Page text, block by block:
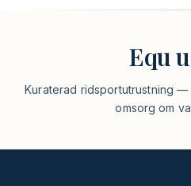
Equ
Kuraterad ridsportutrustning
omsorg om